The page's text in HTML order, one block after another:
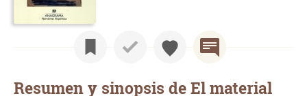
Resumen y sinopsis de El material